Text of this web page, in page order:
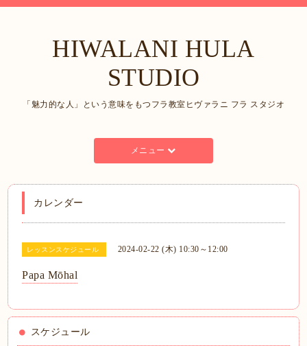
HIWALANI HULA
STUDIO
「魅力的な人」という意味をもつフラ教室ヒヴァラニ フラ スタジオ
メニュー
カレンダー
レッスンスケジュール 2024-02-22 (木) 10:30～12:00
Papa Mōhal
スケジュール